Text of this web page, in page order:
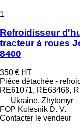
1
Refroidisseur
tracteur à roues
8400
350 € HT
Pièce détachée -
RE61071, RE63468,
Ukraine, Zhytomyr
FOP Kolesnik D. V.
Contacter le vendeur